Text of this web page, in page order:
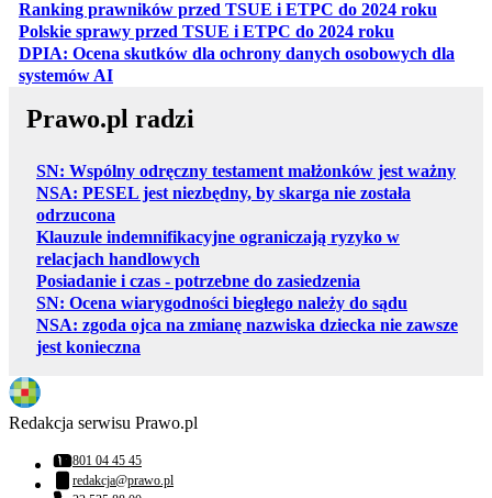
Ranking prawników przed TSUE i ETPC do 2024 roku
Polskie sprawy przed TSUE i ETPC do 2024 roku
DPIA: Ocena skutków dla ochrony danych osobowych dla
systemów AIotwiera się w nowej karcie
Prawo.pl radzi
SN: Wspólny odręczny testament małżonków jest ważny
NSA: PESEL jest niezbędny, by skarga nie została
odrzucona
Klauzule indemnifikacyjne ograniczają ryzyko w
relacjach handlowych
Posiadanie i czas - potrzebne do zasiedzenia
SN: Ocena wiarygodności biegłego należy do sądu
NSA: zgoda ojca na zmianę nazwiska dziecka nie zawsze
jest konieczna
Redakcja serwisu Prawo.pl
Numer telefonu:
801 04 45 45
Adres email:
redakcja@prawo.pl